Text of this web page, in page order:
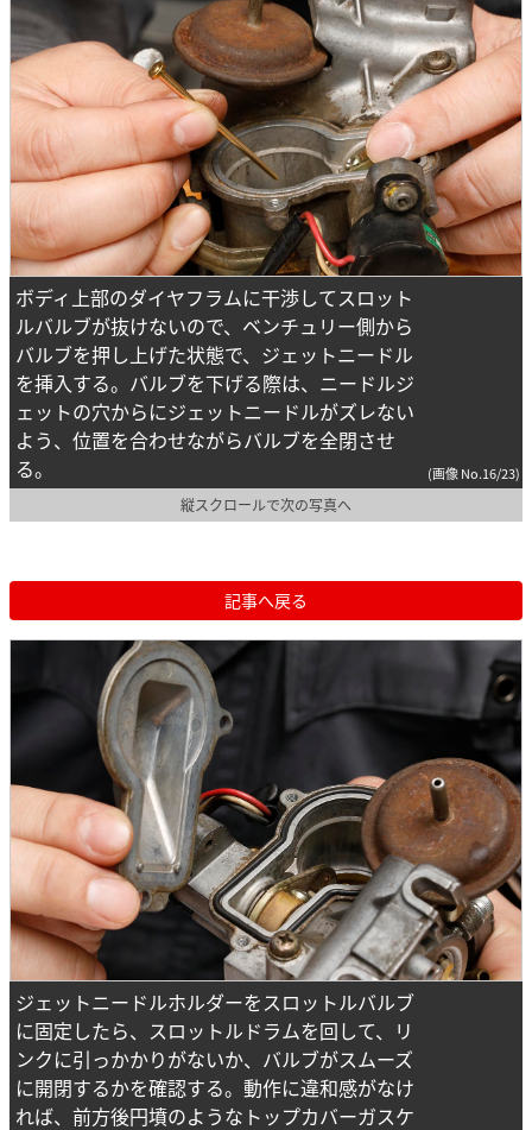
ボディ上部のダイヤフラムに干渉してスロット
ルバルブが抜けないので、ベンチュリー側から
バルブを押し上げた状態で、ジェットニードル
を挿入する。バルブを下げる際は、ニードルジ
ェットの穴からにジェットニードルがズレない
よう、位置を合わせながらバルブを全閉させ
る。
(画像 No.16/23)
縦スクロールで次の写真へ
記事へ戻る
ジェットニードルホルダーをスロットルバルブ
に固定したら、スロットルドラムを回して、リ
ンクに引っかかりがないか、バルブがスムーズ
に開閉するかを確認する。動作に違和感がなけ
れば、前方後円墳のようなトップカバーガスケ